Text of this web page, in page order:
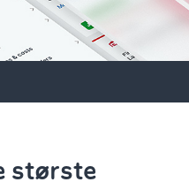
største